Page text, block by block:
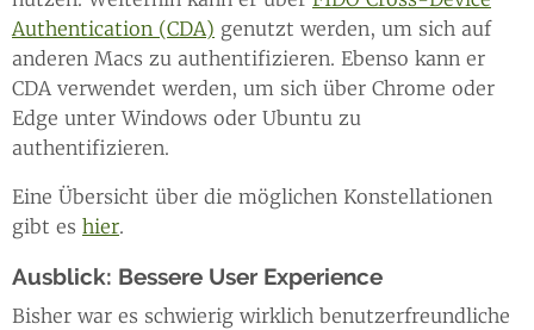
Authentication (CDA) genutzt werden, um sich auf
anderen Macs zu authentifizieren. Ebenso kann er
CDA verwendet werden, um sich über Chrome oder
Edge unter Windows oder Ubuntu zu
authentifizieren.
Eine Übersicht über die möglichen Konstellationen
gibt es hier.
Ausblick: Bessere User Experience
Bisher war es schwierig wirklich benutzerfreundliche